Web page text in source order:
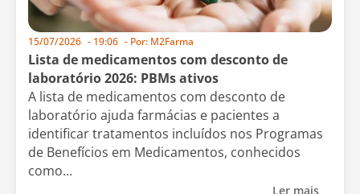
15/07/2026 - 19:06 - Por: M2Farma
Lista de medicamentos com desconto de
laboratório 2026: PBMs ativos
A lista de medicamentos com desconto de
laboratório ajuda farmácias e pacientes a
identificar tratamentos incluídos nos Programas
de Benefícios em Medicamentos, conhecidos
como...
Ler mais